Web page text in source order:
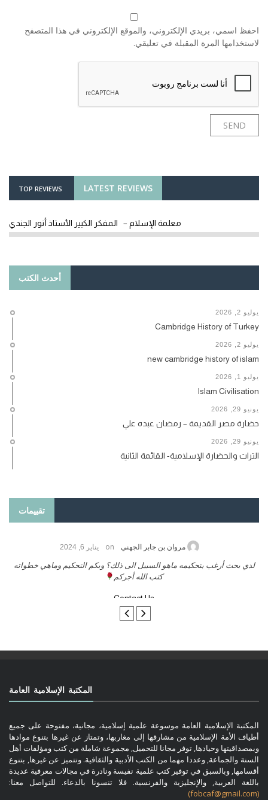
احفظ اسمي، بريدي الإلكتروني، والموقع الإلكتروني في هذا المتصفح
لاستخدامها المرة المقبلة في تعليقي.
LATEST REVIEWS
TOP REVIEWS
معلمة الإسلام – المفكر الكبير الأستاذ أنور الجندي
أحدث الكتب
يوليو 2, 2026
Cambridge History of Turkey
يوليو 2, 2026
new cambridge history of islam
يوليو 1, 2026
Islam Civilisation
يونيو 29, 2026
حضارة مصر القديمة – رمضان عبده علي
يونيو 29, 2026
التراث والحضارة الإسلامية- القائمة الثانية
تقييمات
مروان بن جابر الجهني on يناير 6, 2024
لدي بحث أرغب بتحكيمه ماهو السبيل الى ذلك؟ وبكم التحكيم وماهي خطواته
كتب الله أجركم
Contact Us
المكتبة الإسلامية العامة
المكتبة الإسلامية العامة موسوعة علمية إسلامية، مجانية، مفتوحة على جميع
أطياف الأمة الإسلامية من مشارقها إلى مغاربها، وتمتاز عن غيرها بتنوع موادها
وبمصداقيتها وحيادها, توفر مجانا للتحميل, مجموعة شاملة من كتب ومؤلفات أهل
السنة والجماعة, وعددا مهما من الكتب الأدبية والثقافية. وتتميز عن غيرها, بتنوع
أقسامها, وبالسبق في توفير كتب علمية نفيسة ونادرة في مجالات معرفية عديدة
باللغة العربية, والإنجليزية والفرنسية. فلا تنسونا بالدعاء. للتواصل معنا:
(fobcaf@gmail.com)